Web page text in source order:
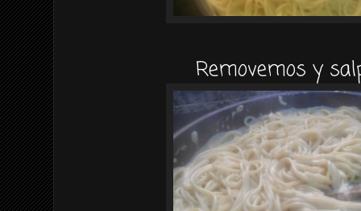
Removemos y